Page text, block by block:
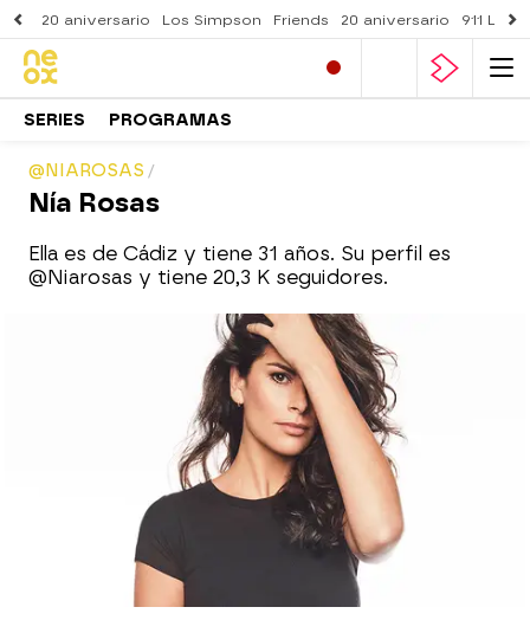
20 aniversario Los Simpson Friends 20 aniversario 911
SERIES PROGRAMAS
@NIAROSAS
Nía Rosas
Ella es de Cádiz y tiene 31 años. Su perfil es
@Niarosas y tiene 20,3 K seguidores.